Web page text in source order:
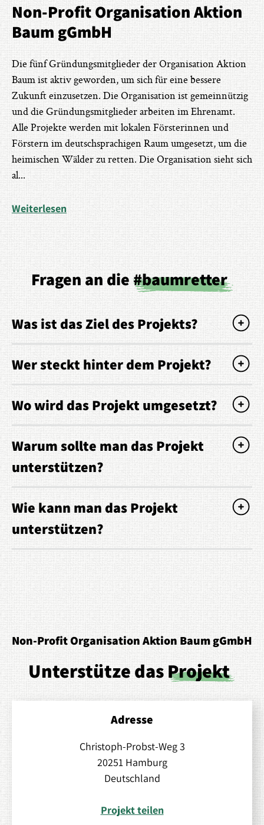
Non-Profit Organisation Aktion
Baum gGmbH
Die fünf Gründungsmitglieder der Organisation Aktion
Baum ist aktiv geworden, um sich für eine bessere
Zukunft einzusetzen. Die Organisation ist gemeinnützig
und die Gründungsmitglieder arbeiten im Ehrenamt.
Alle Projekte werden mit lokalen Försterinnen und
Förstern im deutschsprachigen Raum umgesetzt, um die
heimischen Wälder zu retten. Die Organisation sieht sich
al...
Weiterlesen
Fragen an die#baumretter
Was ist das Ziel des Projekts?
Wer steckt hinter dem Projekt?
Wo wird das Projekt umgesetzt?
Warum sollte man das Projekt
unterstützen?
Wie kann man das Projekt
unterstützen?
Non-Profit Organisation Aktion Baum gGmbH
Unterstütze dasProjekt
Adresse
Christoph-Probst-Weg 3
20251 Hamburg
Deutschland
Projekt teilen